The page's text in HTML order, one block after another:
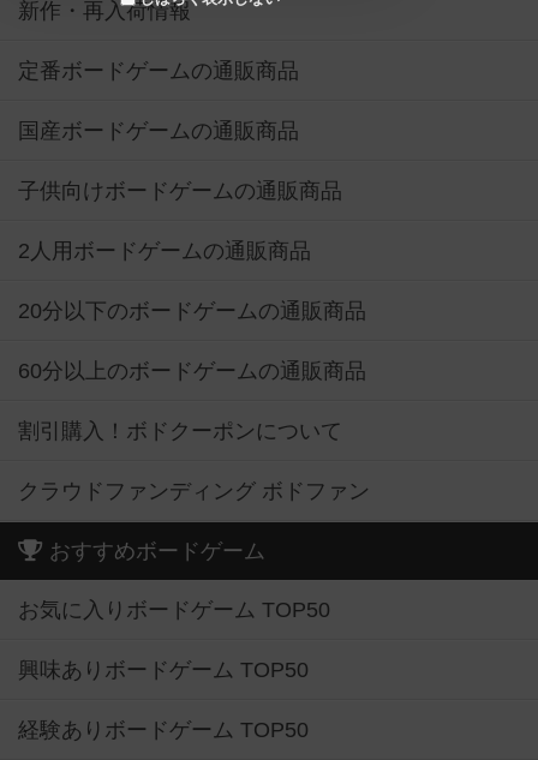
新作・再入荷情報
定番ボードゲームの通販商品
国産ボードゲームの通販商品
子供向けボードゲームの通販商品
2人用ボードゲームの通販商品
20分以下のボードゲームの通販商品
60分以上のボードゲームの通販商品
割引購入！ボドクーポンについて
クラウドファンディング ボドファン
おすすめボードゲーム
お気に入りボードゲーム TOP50
興味ありボードゲーム TOP50
経験ありボードゲーム TOP50